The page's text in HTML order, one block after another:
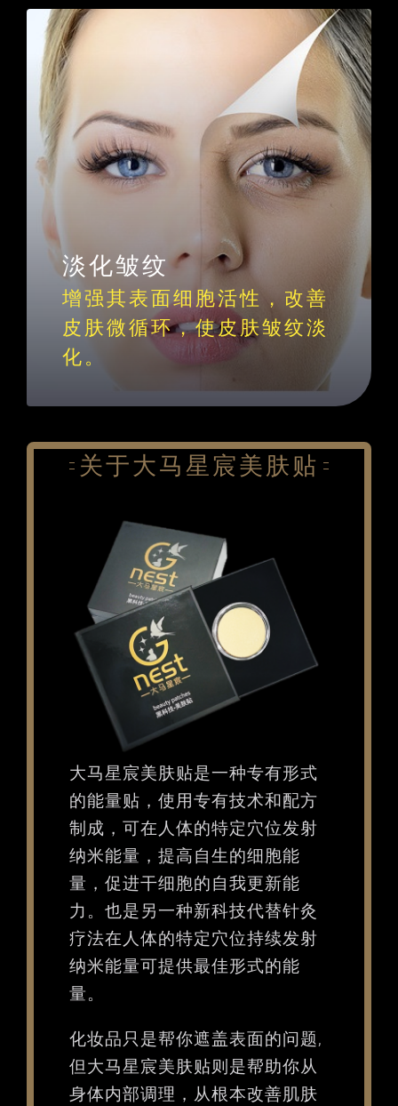
淡化皱纹
增强其表面细胞活性，改善
皮肤微循环，使皮肤皱纹淡
化。
关于大马星宸美肤贴
大马星宸美肤贴是一种专有形式
的能量贴，使用专有技术和配方
制成，可在人体的特定穴位发射
纳米能量，提高自生的细胞能
量，促进干细胞的自我更新能
力。也是另一种新科技代替针灸
疗法在人体的特定穴位持续发射
纳米能量可提供最佳形式的能
量。
化妆品只是帮你遮盖表面的问题,
但大马星宸美肤贴则是帮助你从
身体内部调理，从根本改善肌肤